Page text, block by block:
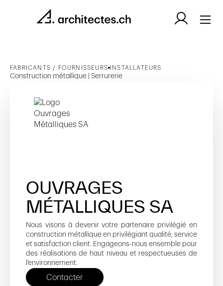
FABRICANTS / FOURNISSEURS INSTALLATEURS
Construction métallique | Serrurerie
OUVRAGES
MÉTALLIQUES SA
Nous visons à devenir votre partenaire privilégié en
construction métallique en privilégiant qualité, service
et satisfaction client. Engageons-nous ensemble pour
des réalisations de haut niveau et respectueuses de
l'environnement.
Contacter